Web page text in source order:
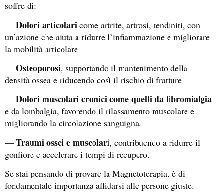
soffre di:
— Dolori articolari come artrite, artrosi, tendiniti, con
un’azione che aiuta a ridurre l’infiammazione e migliorare
la mobilità articolare
— Osteoporosi, supportando il mantenimento della
densità ossea e riducendo così il rischio di fratture
— Dolori muscolari cronici come quelli da fibromialgia
e da lombalgia, favorendo il rilassamento muscolare e
migliorando la circolazione sanguigna.
— Traumi ossei e muscolari, contribuendo a ridurre il
gonfiore e accelerare i tempi di recupero.
Se stai pensando di provare la Magnetoterapia, è di
fondamentale importanza affidarsi alle persone giuste.